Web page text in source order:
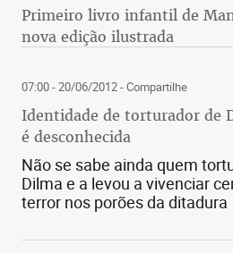
Primeiro livro infantil de
nova edição ilustrada
07:00 - 20/06/2012- Compartilhe
Identidade de torturador de
é desconhecida
Não se sabe ainda quem
Dilma e a levou a vivenciar
terror nos porões da ditadura